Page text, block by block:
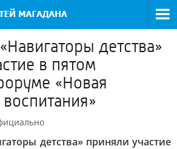
детства»
в пятом
«Новая
детства» приняли участие